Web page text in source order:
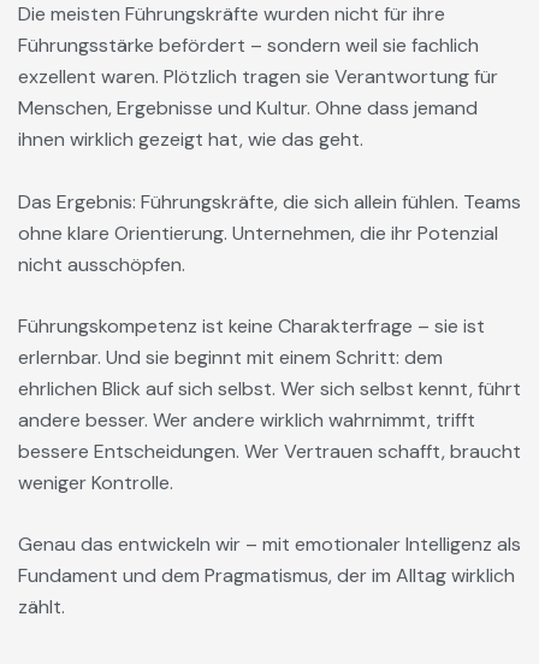
Die meisten Führungskräfte wurden nicht für ihre
Führungsstärke befördert – sondern weil sie fachlich
exzellent waren. Plötzlich tragen sie Verantwortung für
Menschen, Ergebnisse und Kultur. Ohne dass jemand
ihnen wirklich gezeigt hat, wie das geht.
Das Ergebnis: Führungskräfte, die sich allein fühlen. Teams
ohne klare Orientierung. Unternehmen, die ihr Potenzial
nicht ausschöpfen.
Führungskompetenz ist keine Charakterfrage – sie ist
erlernbar. Und sie beginnt mit einem Schritt: dem
ehrlichen Blick auf sich selbst. Wer sich selbst kennt, führt
andere besser. Wer andere wirklich wahrnimmt, trifft
bessere Entscheidungen. Wer Vertrauen schafft, braucht
weniger Kontrolle.
Genau das entwickeln wir – mit emotionaler Intelligenz als
Fundament und dem Pragmatismus, der im Alltag wirklich
zählt.